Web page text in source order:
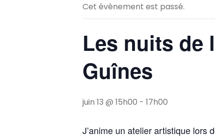
Cet évènement est passé.
Les nuits de
Guînes
juin 13 @ 15h00 - 17h00
J’anime un atelier artistique lors